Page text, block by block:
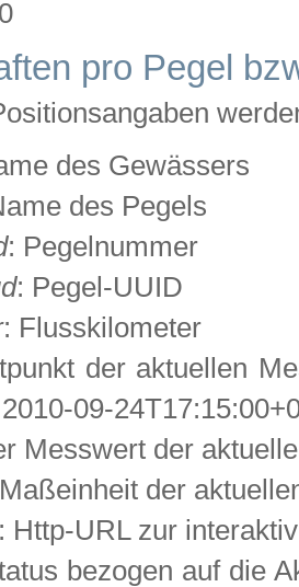
pro Pegel
des Gewässers
des Pegels
: Pegelnummer
: Pegel-UUID
: Flusskilometer
der aktuellen
09-
Messwert der
der
Http-URL zur
bezogen auf die